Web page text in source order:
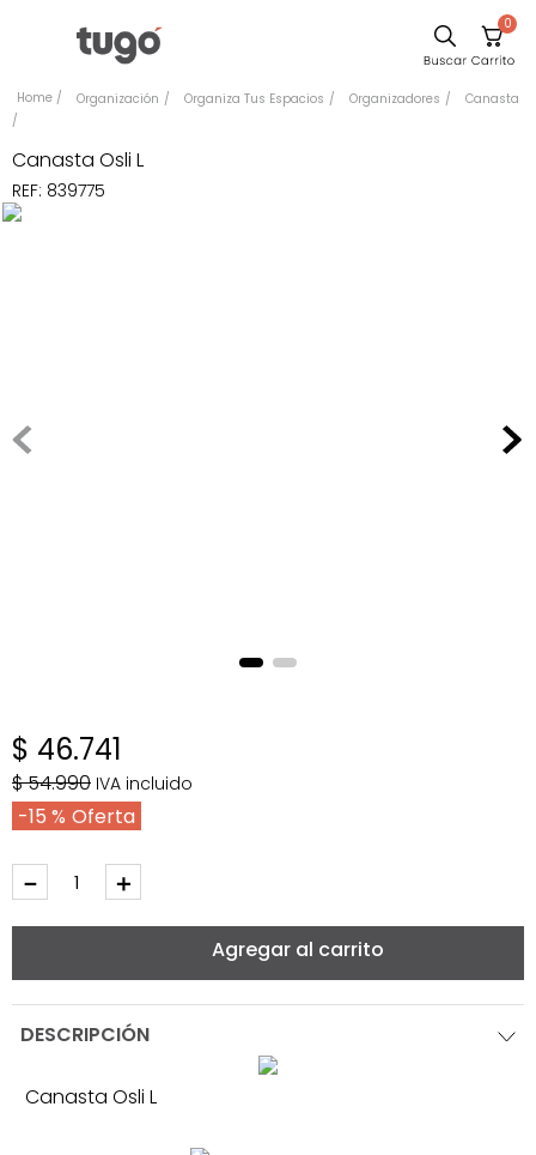
0
Organización Organiza Tus Espacios Organizadores Canasta
Canasta Osli L
REF: 839775
$ 46.741
$54.990 IVA incluido
15 %
＋
－
Agregar al carrito
DESCRIPCIÓN
Canasta Osli L
Sillas